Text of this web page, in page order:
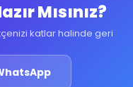
Mısınız?
katlar halinde geri